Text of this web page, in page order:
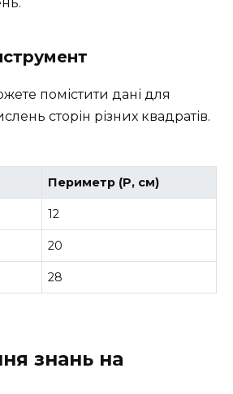
помістити дані для
сторін різних квадратів.
Периметр (P, см)
12
20
28
знань на